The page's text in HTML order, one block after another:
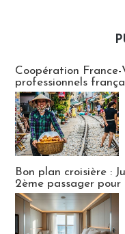
Coopération
professionnels
Bon plan croisière :
2ème passager